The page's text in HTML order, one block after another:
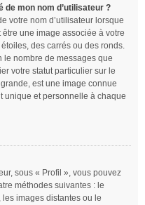
mon nom d’utilisateur ?
votre nom d’utilisateur lorsque
une image associée à votre
des carrés ou des ronds.
le nombre de messages que
votre statut particulier sur le
est une image connue
unique et personnelle à chaque
sous « Profil », vous pouvez
méthodes suivantes : le
les images distantes ou le